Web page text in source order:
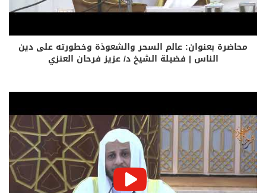
محاضرة بعنوان: عالم السحر والشعوذة وخطورته على دين
الناس | فضيلة الشيخ د/ عزيز فرحان العنزي